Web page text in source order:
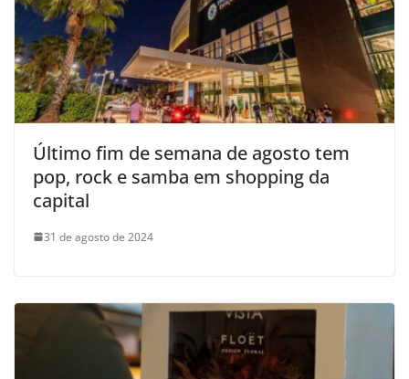
Último fim de semana de agosto tem
pop, rock e samba em shopping da
capital
31 de agosto de 2024